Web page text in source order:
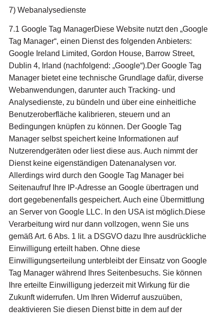
7) Webanalysedienste
7.1 Google Tag ManagerDiese Website nutzt den „Google
Tag Manager“, einen Dienst des folgenden Anbieters:
Google Ireland Limited, Gordon House, Barrow Street,
Dublin 4, Irland (nachfolgend: „Google“).Der Google Tag
Manager bietet eine technische Grundlage dafür, diverse
Webanwendungen, darunter auch Tracking- und
Analysedienste, zu bündeln und über eine einheitliche
Benutzeroberfläche kalibrieren, steuern und an
Bedingungen knüpfen zu können. Der Google Tag
Manager selbst speichert keine Informationen auf
Nutzerendgeräten oder liest diese aus. Auch nimmt der
Dienst keine eigenständigen Datenanalysen vor.
Allerdings wird durch den Google Tag Manager bei
Seitenaufruf Ihre IP-Adresse an Google übertragen und
dort gegebenenfalls gespeichert. Auch eine Übermittlung
an Server von Google LLC. In den USA ist möglich.Diese
Verarbeitung wird nur dann vollzogen, wenn Sie uns
gemäß Art. 6 Abs. 1 lit. a DSGVO dazu Ihre ausdrückliche
Einwilligung erteilt haben. Ohne diese
Einwilligungserteilung unterbleibt der Einsatz von Google
Tag Manager während Ihres Seitenbesuchs. Sie können
Ihre erteilte Einwilligung jederzeit mit Wirkung für die
Zukunft widerrufen. Um Ihren Widerruf auszuüben,
deaktivieren Sie diesen Dienst bitte in dem auf der